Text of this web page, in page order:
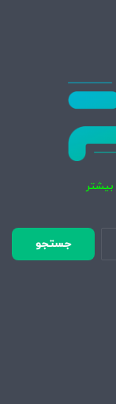
بیشتر
جستجو
برای: